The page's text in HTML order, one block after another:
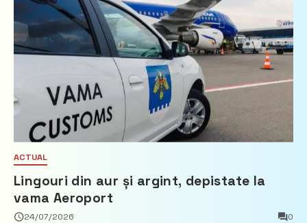
ACTUAL
Lingouri din aur și argint, depistate la
vama Aeroport
24/07/2026 0